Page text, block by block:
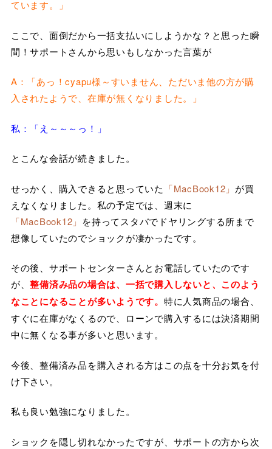
ています。」
ここで、面倒だから一括支払いにしようかな？と思った瞬
間！サポートさんから思いもしなかった言葉が
A：「あっ！cyapu様～すいません、ただいま他の方が購
入されたようで、在庫が無くなりました。」
私：「え～～～っ！」
とこんな会話が続きました。
せっかく、購入できると思っていた 「MacBook12」 が買
えなくなりました。私の予定では、週末に
「MacBook12」 を持ってスタバでドヤリングする所まで
想像していたのでショックが凄かったです。
その後、サポートセンターさんとお電話していたのです
が、整備済み品の場合は、一括で購入しないと、このよう
なことになることが多いようです。 特に人気商品の場合、
すぐに在庫がなくるので、ローンで購入するには決済期間
中に無くなる事が多いと思います。
今後、整備済み品を購入される方はこの点を十分お気を付
け下さい。
私も良い勉強になりました。
ショックを隠し切れなかったですが、サポートの方から次